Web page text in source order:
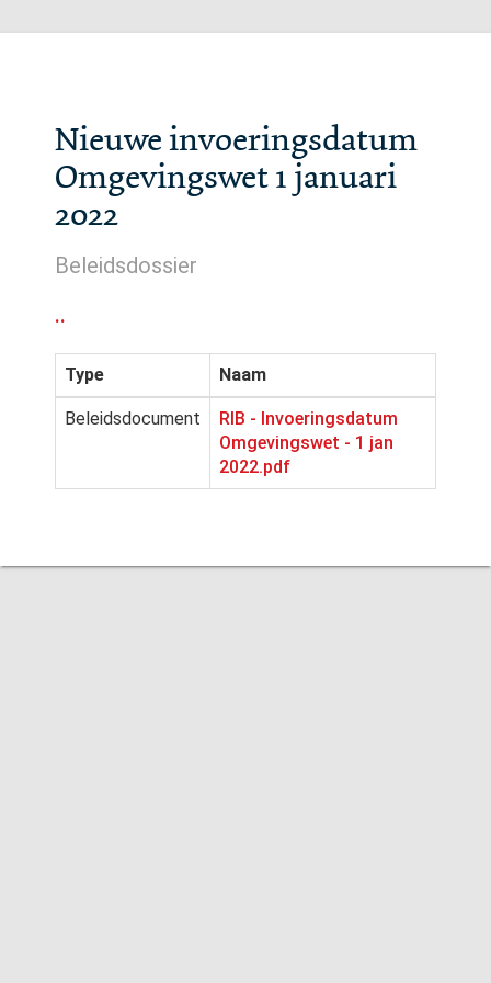
Nieuwe invoeringsdatum
Omgevingswet 1 januari
2022
Beleidsdossier
..
Type Naam
Beleidsdocument
RIB - Invoeringsdatum
Omgevingswet - 1 jan
2022.pdf